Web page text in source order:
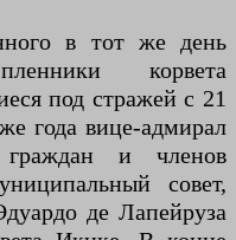
в тот же день
корвета
под стражей с 21
года вице-адмирал
и членов
совет,
де Лапейруза